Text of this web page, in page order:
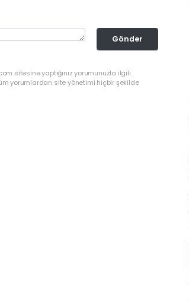
Gönder
sitesine yaptığınız yorumunuzla ilgili
yorumlardan site yönetimi hiçbir şekilde